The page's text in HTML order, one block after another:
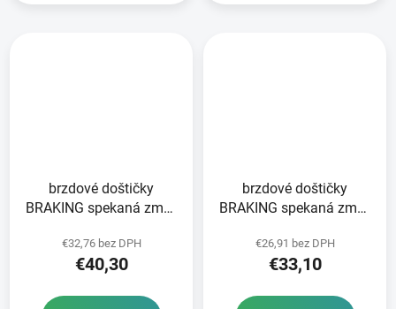
brzdové doštičky
BRAKING spekaná zmes
€32,76 bez DPH
€40,30
brzdové doštičky
BRAKING spekaná zmes
€26,91 bez DPH
€33,10